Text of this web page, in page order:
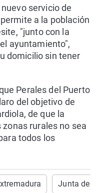
servicio de
a la población
"junto con la
ayuntamiento",
domicilio sin tener
Perales del Puerto
del objetivo de
de que la
rurales no sea
todos los
Junta de